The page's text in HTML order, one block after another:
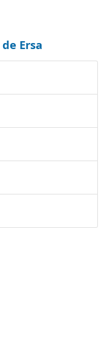
Ersa